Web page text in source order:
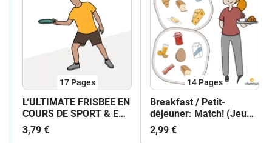
17 Pages
L‘ULTIMATE FRISBEE EN
COURS DE SPORT & EN
CLUB - CARTES
TECHNIQUES
3,79 €
14 Pages
Breakfast / Petit-
déjeuner: Match! (Jeu
pour le cours d'anglais)
2,99 €